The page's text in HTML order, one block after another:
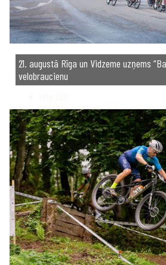
21. augustā Rīga un Vidzeme uzņems
velobraucienu